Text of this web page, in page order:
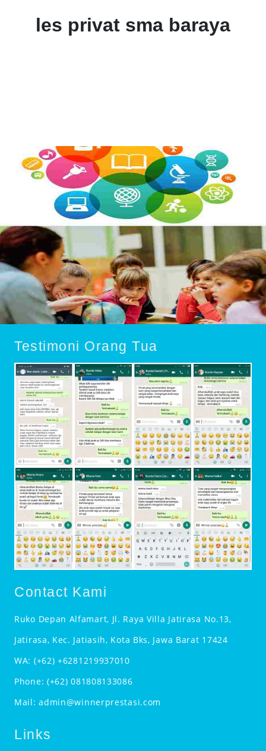
les privat sma baraya
Testimoni Orang Tua
Contact Kami
Ruko Depan Alfamart, Jl. Raya Villa Jatirasa No.13,
Jatirasa, Kec. Jatiasih, Kota Bks, Jawa Barat 17424
WA: (+62) +6281219937010
Phone: (+62) 081808133086
Mail:admin@winnerprestasi.com
Links